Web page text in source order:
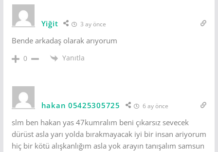
Yiğit 3 ay önce
Bende arkadaş olarak arıyorum
0 Yanıtla
hakan 05425305725 6 ay önce
slm ben hakan yas 47kumralım beni çıkarsız sevecek
dürüst asla yarı yolda bırakmayacak iyi bir insan ariyorum
hiç bir kötü alışkanlığım asla yok arayın tanışalım samsun